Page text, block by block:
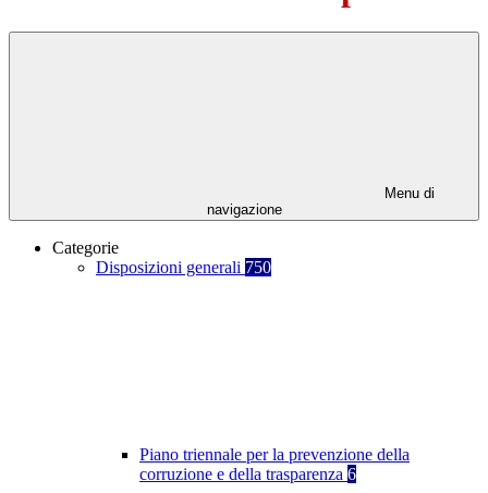
Menu di
navigazione
Categorie
Disposizioni generali 750
Piano triennale per la prevenzione della
corruzione e della trasparenza 6